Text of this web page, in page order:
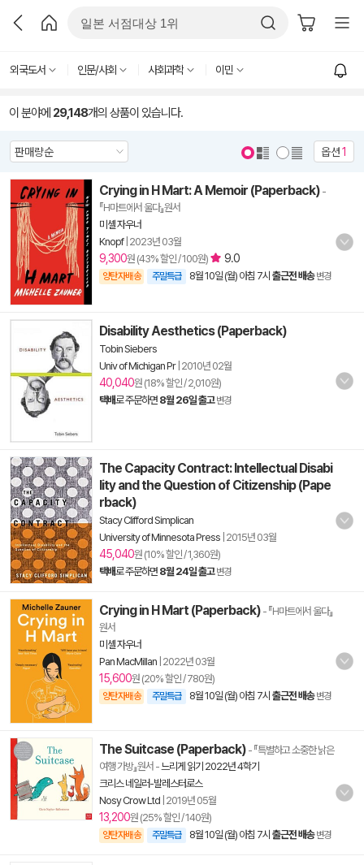
외국도서 인문/사회 사회과학 이민
이 분야에 29,148개의 상품이 있습니다.
옵션1
Crying in H Mart: A Memoir (Paperback) -
『H마트에서 울다』원서
미셸 자우너
Knopf| 2023년 03월
9,300원 (43% 할인 / 100원) 9.0
양탄자배송 주말특급 8월 10일 (월) 아침 7시 출근전 배송 변경
Disability Aesthetics (Paperback)
Tobin Siebers
Univ of Michigan Pr| 2010년 02월
40,040원 (18% 할인 / 2,010원)
택배로 주문하면 8월 26일 출고 변경
The Capacity Contract: Intellectual Disabi
lity and the Question of Citizenship (Pape
rback)
Stacy Clifford Simplican
University of Minnesota Press 2015년 03월
45,040원 (10% 할인 / 1,360원)
택배로 주문하면 8월 24일 출고 변경
Crying in H Mart (Paperback) - 『H마트에서 울다』
원서
미셸 자우너
Pan MacMillan 2022년 03월
15,600원 (20% 할인 / 780원)
양탄자배송 주말특급 8월 10일 (월) 아침 7시 출근전 배송 변경
The Suitcase (Paperback) - 『특별하고 소중한 낡은
여행 가방』원서 -느리게 읽기 2022년 4학기
크리스 네일러-발레스터로스
Nosy Crow Ltd 2019년 05월
13,200원 (25% 할인 / 140원)
양탄자배송 주말특급 8월 10일 (월) 아침 7시 출근전 배송 변경